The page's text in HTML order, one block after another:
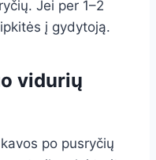
Jei per 1–2
į gydytoją.
vidurių
po pusryčių